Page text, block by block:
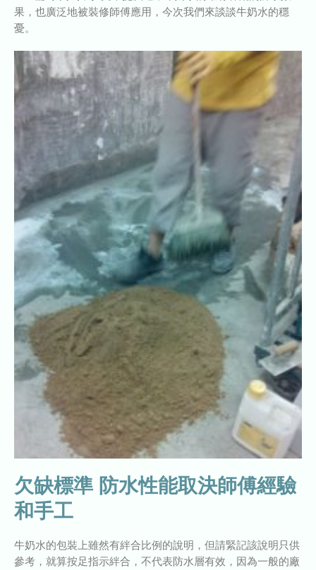
果，也廣泛地被裝修師傅應用，今次我們來談談牛奶水的穩
憂。
欠缺標準 防水性能取決師傅經驗
和手工
牛奶水的包裝上雖然有絆合比例的說明，但請緊記該說明只供
參考，就算按足指示絆合，不代表防水層有效，因為一般的廠